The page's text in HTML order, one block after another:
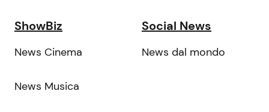
ShowBiz
News Cinema
News Musica
Social News
News dal mondo